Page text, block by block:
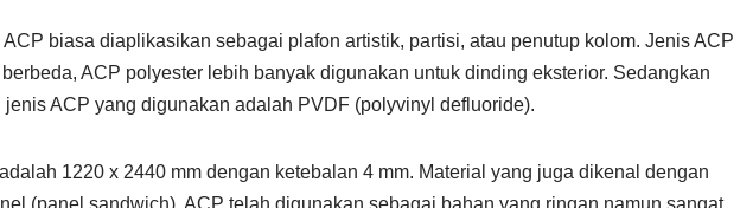
biasa diaplikasikan sebagai plafon artistik, partisi, atau penutup kolom. Jenis ACP
ACP polyester lebih banyak digunakan untuk dinding eksterior. Sedangkan
jenis ACP yang digunakan adalah PVDF (polyvinyl defluoride).
1220 x 2440 mm dengan ketebalan 4 mm. Material yang juga dikenal dengan
(panel sandwich). ACP telah digunakan sebagai bahan yang ringan namun sangat